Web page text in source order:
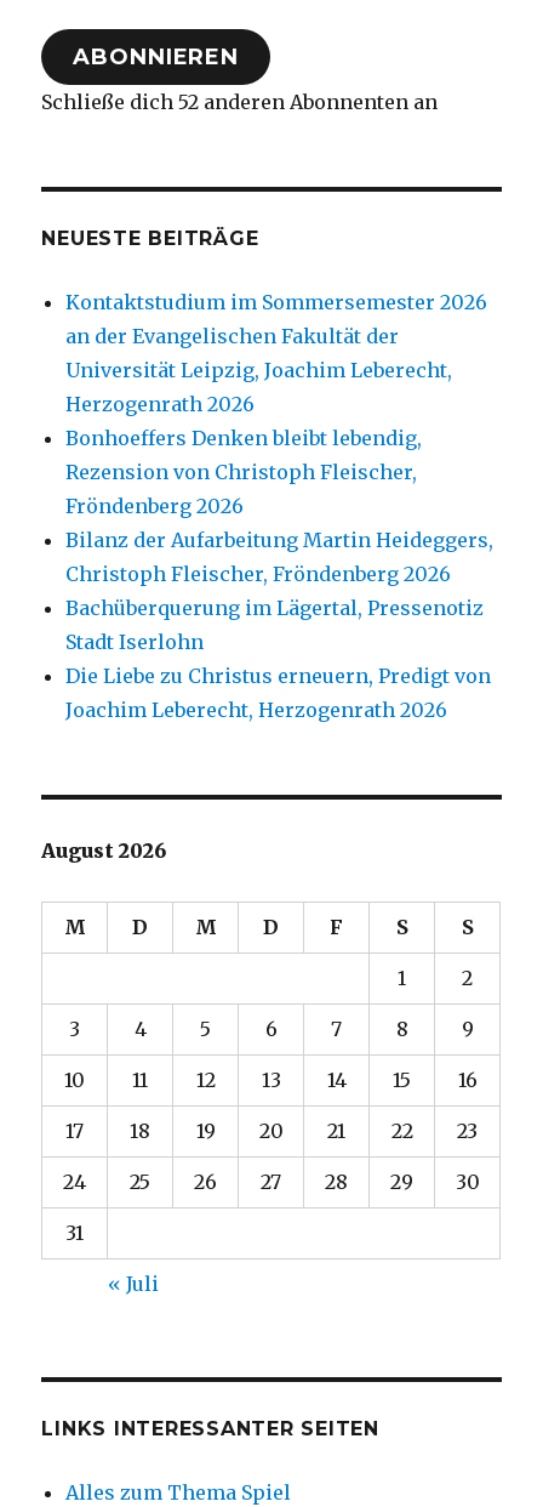
Adresse
ABONNIEREN
Schließe dich 52 anderen Abonnenten an
NEUESTE BEITRÄGE
Kontaktstudium im Sommersemester 2026
an der Evangelischen Fakultät der
Universität Leipzig, Joachim Leberecht,
Herzogenrath 2026
Bonhoeffers Denken bleibt lebendig,
Rezension von Christoph Fleischer,
Fröndenberg 2026
Bilanz der Aufarbeitung Martin Heideggers,
Christoph Fleischer, Fröndenberg 2026
Bachüberquerung im Lägertal, Pressenotiz
Stadt Iserlohn
Die Liebe zu Christus erneuern, Predigt von
Joachim Leberecht, Herzogenrath 2026
August 2026
M D M D F S S
1 2
3 4 5 6 7 8 9
10 11 12 13 14 15 16
17 18 19 20 21 22 23
24 25 26 27 28 29 30
31
« Juli
LINKS INTERESSANTER SEITEN
Alles zum Thema Spiel